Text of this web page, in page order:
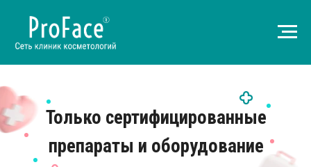
Только сертифицированные
препараты и оборудование